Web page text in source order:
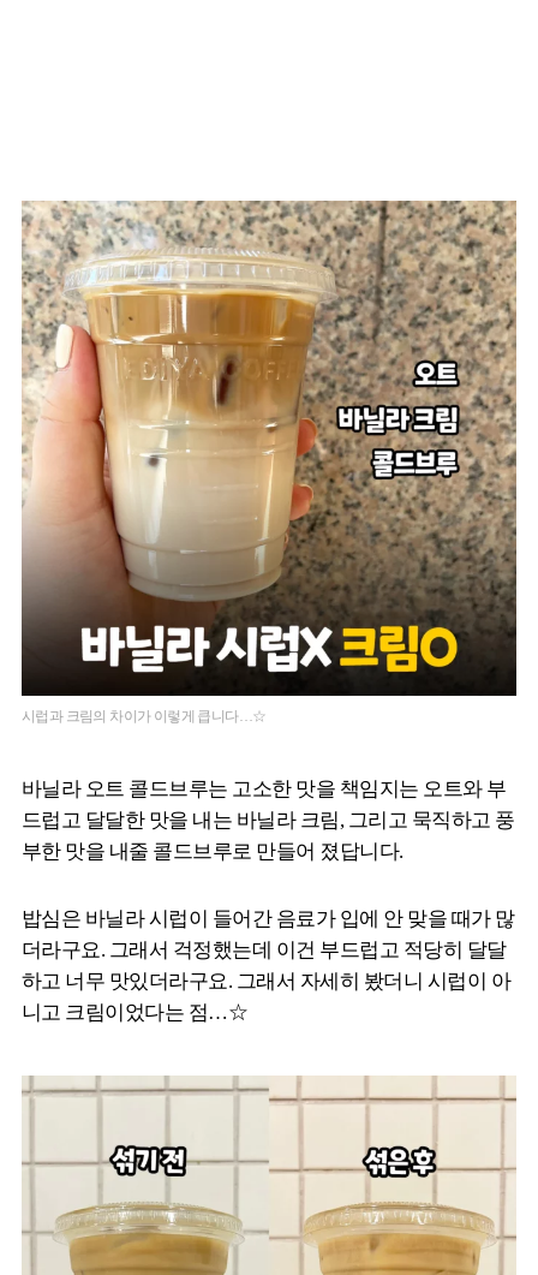
시럽과 크림의 차이가 이렇게 큽니다…☆
바닐라 오트 콜드브루는 고소한 맛을 책임지는 오트와 부
드럽고 달달한 맛을 내는 바닐라 크림, 그리고 묵직하고 풍
부한 맛을 내줄 콜드브루로 만들어 졌답니다.
밥심은 바닐라 시럽이 들어간 음료가 입에 안 맞을 때가 많
더라구요. 그래서 걱정했는데 이건 부드럽고 적당히 달달
하고 너무 맛있더라구요. 그래서 자세히 봤더니 시럽이 아
니고 크림이었다는 점…☆